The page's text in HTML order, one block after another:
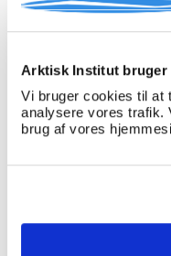
Arktisk Institut bruger
Vi bruger cookies til at
analysere vores trafik.
brug af vores
Arkivfond
A 164
for
Giver:
Accessionsdato: